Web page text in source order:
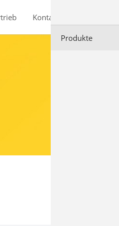
Kontakt
Produkte